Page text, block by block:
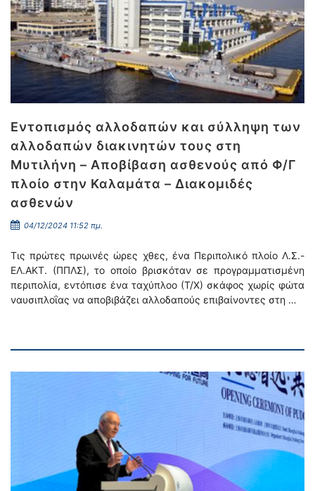
Εντοπισμός αλλοδαπών και σύλληψη των
αλλοδαπών διακινητών τους στη
Μυτιλήνη – Αποβίβαση ασθενούς από Φ/Γ
πλοίο στην Καλαμάτα – Διακομιδές
ασθενών
04/12/2024 11:52 πμ.
Τις πρώτες πρωινές ώρες χθες, ένα Περιπολικό πλοίο Λ.Σ.-
ΕΛ.ΑΚΤ. (ΠΠΛΣ), το οποίο βρισκόταν σε προγραμματισμένη
περιπολία, εντόπισε ένα ταχύπλοο (Τ/Χ) σκάφος χωρίς φώτα
ναυσιπλοΐας να αποβιβάζει αλλοδαπούς επιβαίνοντες στη …